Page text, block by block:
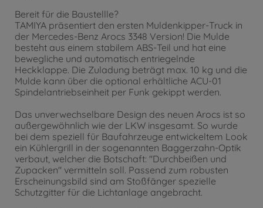
Bereit für die Baustellle?
TAMIYA präsentiert den ersten Muldenkipper-Truck in
der Mercedes-Benz Arocs 3348 Version! Die Mulde
besteht aus einem stabilem ABS-Teil und hat eine
bewegliche und automatisch entriegelnde
Heckklappe. Die Zuladung beträgt max. 10 kg und die
Mulde kann über die optional erhältliche ACU-01
Spindelantriebseinheit per Funk gekippt werden.
Das unverwechselbare Design des neuen Arocs ist so
außergewöhnlich wie der LKW insgesamt. So wurde
bei dem speziell für Baufahrzeuge entwickeltem Look
ein Kühlergrill in der sogenannten Baggerzahn-Optik
verbaut, welcher die Botschaft: "Durchbeißen und
Zupacken" vermitteln soll. Passend zum robusten
Erscheinungsbild sind am Stoßfänger spezielle
Schutzgitter für die Lichtanlage angebracht.